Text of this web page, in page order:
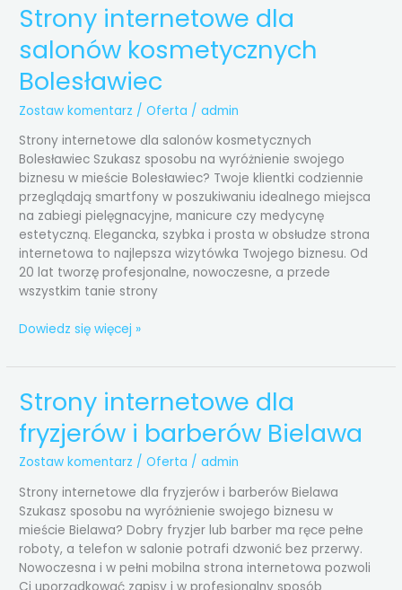
Strony internetowe dla
salonów kosmetycznych
Bolesławiec
Zostaw komentarz /Oferta /admin
Strony internetowe dla salonów kosmetycznych
Bolesławiec Szukasz sposobu na wyróżnienie swojego
biznesu w mieście Bolesławiec? Twoje klientki codziennie
przeglądają smartfony w poszukiwaniu idealnego miejsca
na zabiegi pielęgnacyjne, manicure czy medycynę
estetyczną. Elegancka, szybka i prosta w obsłudze strona
internetowa to najlepsza wizytówka Twojego biznesu. Od
20 lat tworzę profesjonalne, nowoczesne, a przede
wszystkim tanie strony
Strony
internetowe
dla
salonów
kosmetycznych
Bolesławiec
Dowiedz się więcej »
Strony internetowe dla
fryzjerów i barberów Bielawa
Zostaw komentarz /Oferta /admin
Strony internetowe dla fryzjerów i barberów Bielawa
Szukasz sposobu na wyróżnienie swojego biznesu w
mieście Bielawa? Dobry fryzjer lub barber ma ręce pełne
roboty, a telefon w salonie potrafi dzwonić bez przerwy.
Nowoczesna i w pełni mobilna strona internetowa pozwoli
Strony
internetowe
dla
fryzjerów
i
barberów
Bielawa